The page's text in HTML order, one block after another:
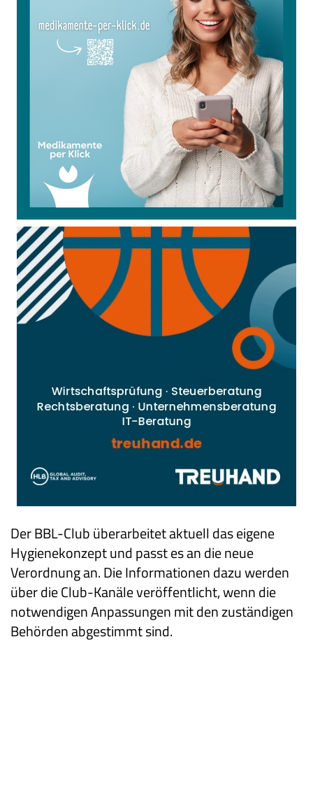
Der BBL-Club überarbeitet aktuell das eigene
Hygienekonzept und passt es an die neue
Verordnung an. Die Informationen dazu werden
über die Club-Kanäle veröffentlicht, wenn die
notwendigen Anpassungen mit den zuständigen
Behörden abgestimmt sind.